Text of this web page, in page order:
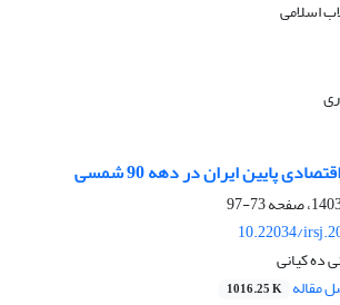
پایین ایران در دهه 90 شمسی
73-97
10.22034/
ده کیانی
مقاله 1016.25 K